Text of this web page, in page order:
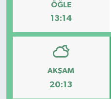
ÖĞLE
13:14
AKŞAM
20:13
YAŞAM